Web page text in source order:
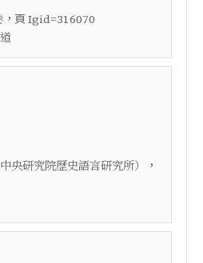
，頁 Igid=316070
央研究院歷史語言研究所）
，